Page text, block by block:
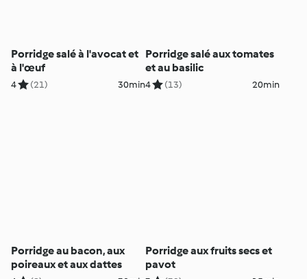
Porridge salé à l'avocat et
à l'œuf
4 (21) 30min
Porridge salé aux tomates
et au basilic
4 (13) 20min
Porridge au bacon, aux
poireaux et aux dattes
Porridge aux fruits secs et
pavot